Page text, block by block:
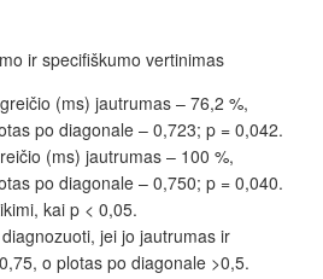
ir specifiškumo vertinimas
(ms) jautrumas – 76,2 %,
po diagonale – 0,723; p = 0,042.
(ms) jautrumas – 100 %,
po diagonale – 0,750; p = 0,040.
kai p < 0,05.
jei jo jautrumas ir
o plotas po diagonale >0,5.